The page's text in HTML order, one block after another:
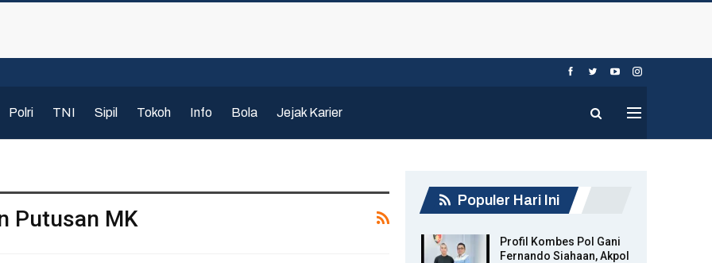
Polri TNI Sipil Tokoh Info Bola Jejak Karier
Putusan MK
Populer Hari Ini
Profil Kombes Pol Gani
Fernando Siahaan, Akpol